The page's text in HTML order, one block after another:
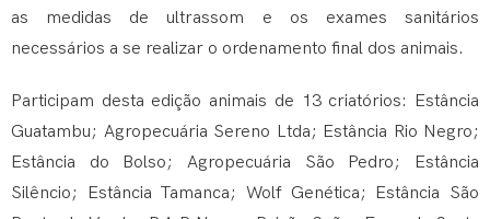
as medidas de ultrassom e os exames sanitários
necessários a se realizar o ordenamento final dos animais.
Participam desta edição animais de 13 criatórios: Estância
Guatambu; Agropecuária Sereno Ltda; Estância Rio Negro;
Estância do Bolso; Agropecuária São Pedro; Estância
Silêncio; Estância Tamanca; Wolf Genética; Estância São